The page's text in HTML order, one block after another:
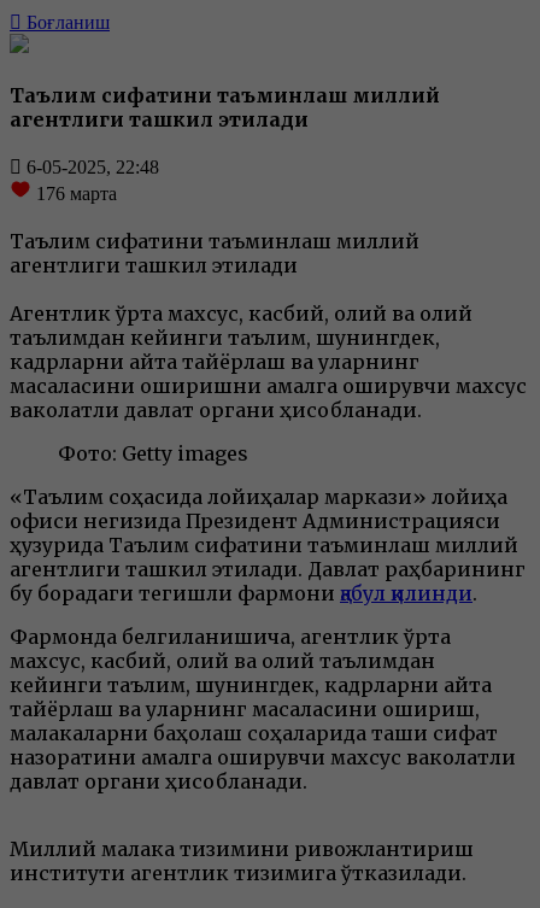
Боғланиш
Таълим сифатини таъминлаш миллий
агентлиги ташкил этилади
6-05-2025, 22:48
176 марта
Таълим сифатини таъминлаш миллий
агентлиги ташкил этилади
Агентлик ўрта махсус, касбий, олий ва олий
таълимдан кейинги таълим, шунингдек,
кадрларни қайта тайёрлаш ва уларнинг
масаласини оширишни амалга оширувчи махсус
ваколатли давлат органи ҳисобланади.
Фото: Getty images
«Таълим соҳасида лойиҳалар маркази» лойиҳа
офиси негизида Президент Администрацияси
ҳузурида Таълим сифатини таъминлаш миллий
агентлиги ташкил этилади. Давлат раҳбарининг
бу борадаги тегишли фармони қабул қилинди.
Фармонда белгиланишича, агентлик ўрта
махсус, касбий, олий ва олий таълимдан
кейинги таълим, шунингдек, кадрларни қайта
тайёрлаш ва уларнинг масаласини ошириш,
малакаларни баҳолаш соҳаларида ташқи сифат
назоратини амалга оширувчи махсус ваколатли
давлат органи ҳисобланади.
Миллий малака тизимини ривожлантириш
институти агентлик тизимига ўтказилади.